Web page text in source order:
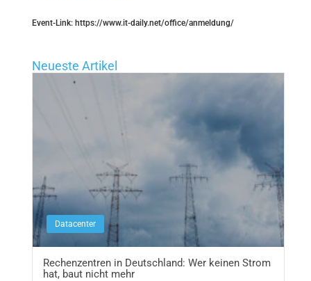
Event-Link: https://www.it-daily.net/office/anmeldung/
Neueste Artikel
Datacenter
Rechenzentren in Deutschland: Wer keinen Strom
hat, baut nicht mehr